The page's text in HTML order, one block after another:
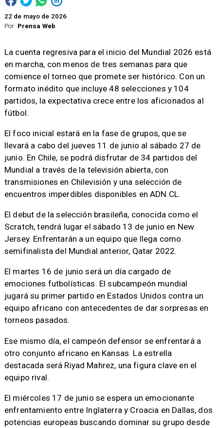
Por Prensa Web
22 de mayo de 2026
La cuenta regresiva para el inicio del Mundial 2026 está
en marcha, con menos de tres semanas para que
comience el torneo que promete ser histórico. Con un
formato inédito que incluye 48 selecciones y 104
partidos, la expectativa crece entre los aficionados al
fútbol.
El foco inicial estará en la fase de grupos, que se
llevará a cabo del jueves 11 de junio al sábado 27 de
junio. En Chile, se podrá disfrutar de 34 partidos del
Mundial a través de la televisión abierta, con
transmisiones en Chilevisión y una selección de
encuentros imperdibles disponibles en ADN.CL.
El debut de la selección brasileña, conocida como el
Scratch, tendrá lugar el sábado 13 de junio en New
Jersey. Enfrentarán a un equipo que llega como
semifinalista del Mundial anterior, Qatar 2022.
El martes 16 de junio será un día cargado de
emociones futbolísticas. El subcampeón mundial
jugará su primer partido en Estados Unidos contra un
equipo africano con antecedentes de dar sorpresas en
torneos pasados.
Ese mismo día, el campeón defensor se enfrentará a
otro conjunto africano en Kansas. La estrella
destacada será Riyad Mahrez, una figura clave en el
equipo rival.
El miércoles 17 de junio se espera un emocionante
enfrentamiento entre Inglaterra y Croacia en Dallas, dos
potencias europeas buscando dominar su grupo desde